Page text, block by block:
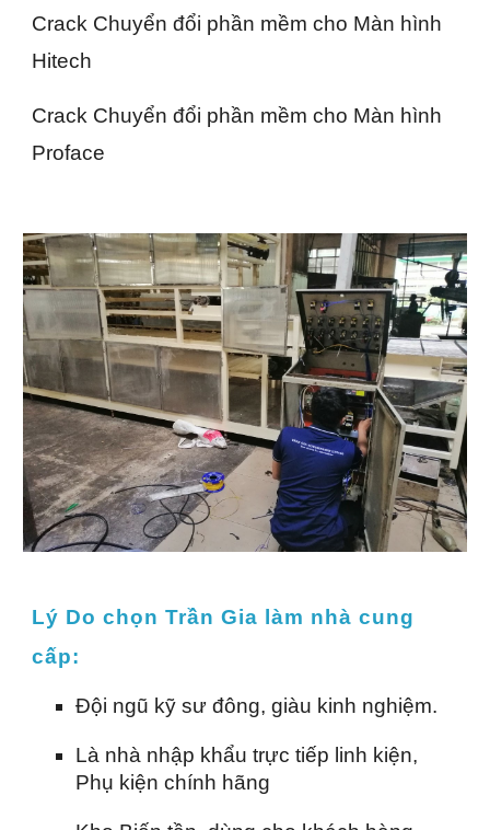
Crack Chuyển đổi phần mềm cho Màn hình
Hitech
Crack Chuyển đổi phần mềm cho Màn hình
Proface
Lý Do chọn Trần Gia làm nhà cung
cấp:
Đội ngũ kỹ sư đông, giàu kinh nghiệm.
Là nhà nhập khẩu trực tiếp linh kiện,
Phụ kiện chính hãng